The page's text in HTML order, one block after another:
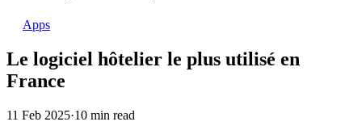
Apps
Le logiciel hôtelier le plus utilisé en
France
11 Feb 2025·10 min read